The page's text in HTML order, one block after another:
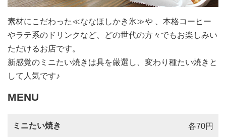
素材にこだわった≪ななほしかき氷≫や 、本格コーヒー
やラテ系のドリンクなど、どの世代の方々でもお楽しみい
ただけるお店です。
新感覚のミニたい焼きは具を厳選し、変わり種たい焼きと
して人気です♪
MENU
ミニたい焼き 各70円